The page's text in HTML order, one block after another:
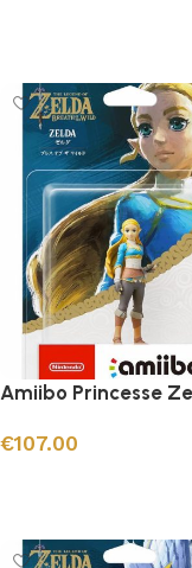
Amiibo Princesse
€107.00